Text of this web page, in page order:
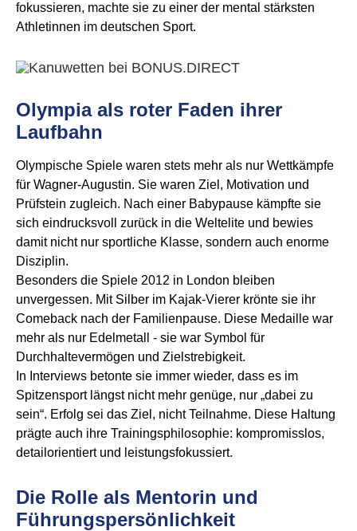
fokussieren, machte sie zu einer der mental stärksten
Athletinnen im deutschen Sport.
Olympia als roter Faden ihrer
Laufbahn
Olympische Spiele waren stets mehr als nur Wettkämpfe
für Wagner-Augustin. Sie waren Ziel, Motivation und
Prüfstein zugleich. Nach einer Babypause kämpfte sie
sich eindrucksvoll zurück in die Weltelite und bewies
damit nicht nur sportliche Klasse, sondern auch enorme
Disziplin.
Besonders die Spiele 2012 in London bleiben
unvergessen. Mit Silber im Kajak-Vierer krönte sie ihr
Comeback nach der Familienpause. Diese Medaille war
mehr als nur Edelmetall - sie war Symbol für
Durchhaltevermögen und Zielstrebigkeit.
In Interviews betonte sie immer wieder, dass es im
Spitzensport längst nicht mehr genüge, nur „dabei zu
sein“. Erfolg sei das Ziel, nicht Teilnahme. Diese Haltung
prägte auch ihre Trainingsphilosophie: kompromisslos,
detailorientiert und leistungsfokussiert.
Die Rolle als Mentorin und
Führungspersönlichkeit